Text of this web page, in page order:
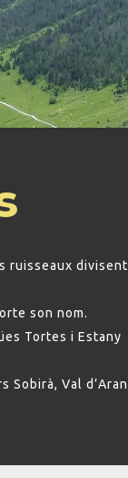
ruisseaux divisent
son nom.
Tortes i Estany
Sobirà, Val d’Aran